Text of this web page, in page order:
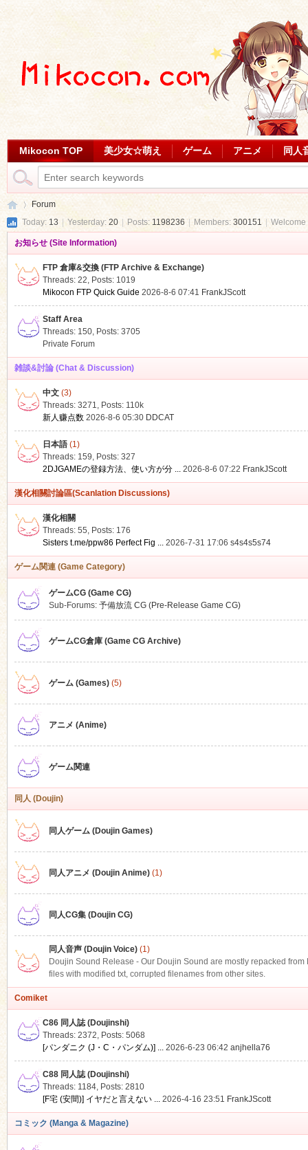
Mikocon TOP 美少女☆萌え ゲーム アニメ 同人
Mi
Forum
Today: 13 Yesterday: 20 Posts: 1198236 Members: 300151
お知らせ (Site Information)
FTP 倉庫&交換 (FTP Archive & Exchange)
Threads: 22, Posts: 1019
Mikocon FTP Quick Guide 2026-8-6 07:41 FrankJScott
Staff Area
Threads: 150, Posts: 3705
Private Forum
雑談&討論 (Chat & Discussion)
中文(3)
Threads: 3271, Posts: 110k
新人赚点数 2026-8-6 05:30 DDCAT
日本語(1)
Threads: 159, Posts: 327
2DJGAMEの登録方法、使い方が分 ... 2026-8-6 07:22 FrankJScott
漢化相關討論區(Scanlation Discussions)
漢化相關
Threads: 55, Posts: 176
Sisters t.me/ppw86 Perfect Fig ... 2026-7-31 17:06 s4s4s5s74
ゲーム関連 (Game Category)
ゲームCG (Game CG)
Sub-Forums: 予備放流 CG (Pre-Release Game CG)
ゲームCG倉庫 (Game CG Archive)
ゲーム (Games)(5)
アニメ (Anime)
ゲーム関連
同人 (Doujin)
同人ゲーム (Doujin Games)
同人アニメ (Doujin Anime)(1)
同人CG集 (Doujin CG)
同人音声 (Doujin Voice)(1)
Doujin Sound Release - Our Doujin Sound are mostly repacked
files with modified txt, corrupted filenames from other sites.
Comiket
C86 同人誌 (Doujinshi)
Threads: 2372, Posts: 5068
[パンダニク (J・C・パンダム)] ... 2026-6-23 06:42 anjhella76
C88 同人誌 (Doujinshi)
Threads: 1184, Posts: 2810
[F宅 (安間)] イヤだと言えない ... 2026-4-16 23:51 FrankJScott
コミック (Manga & Magazine)